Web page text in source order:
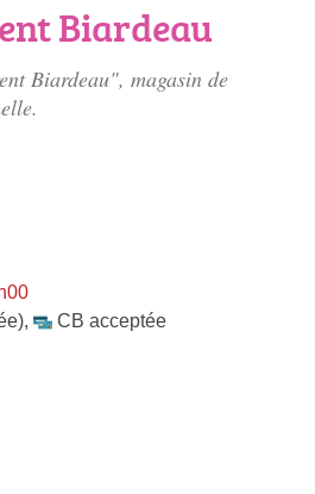
Biardeau
Biardeau", magasin de
,
CB acceptée